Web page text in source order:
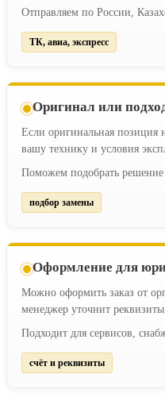
Отправляем по России,
ТК, авиа, экспресс
Оригинал или
Если оригинальная позиция
вашу технику и условия
Поможем подобрать
подбор замены
Оформление для
Можно оформить заказ от
менеджер уточнит
Подходит для сервисов,
счёт и реквизиты